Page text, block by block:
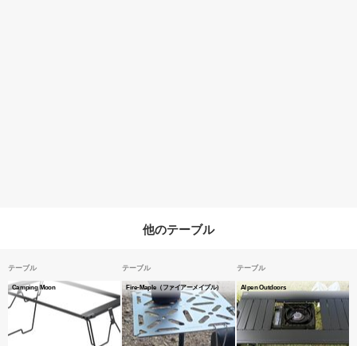
他のテーブル
テーブル
Camping Moon
テーブル
Fire-Maple（ファイアーメイプル）
テーブル
Alpen Outdoors